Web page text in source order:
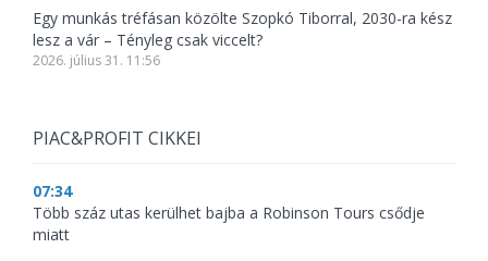
Egy munkás tréfásan közölte Szopkó Tiborral, 2030-ra kész
lesz a vár – Tényleg csak viccelt?
2026. július 31. 11:56
PIAC&PROFIT CIKKEI
07:34
Több száz utas kerülhet bajba a Robinson Tours csődje
miatt